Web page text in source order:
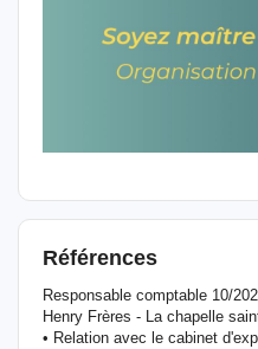
Références
Responsable comptable 10/
Henry Frères - La chapelle
• Relation avec le cabinet